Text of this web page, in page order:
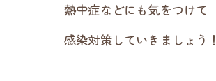
熱中症などにも気をつけて
感染対策していきましょう！